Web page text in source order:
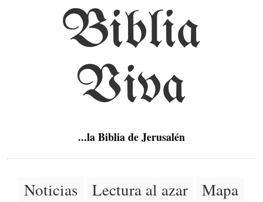
Biblia
Viva
...la Biblia de Jerusalén
Noticias Lectura al azar Mapa